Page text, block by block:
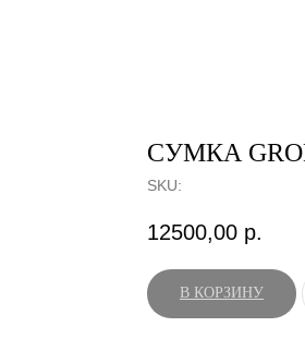
СУМКА
SKU:
12500,00 р.
В КОРЗИНУ